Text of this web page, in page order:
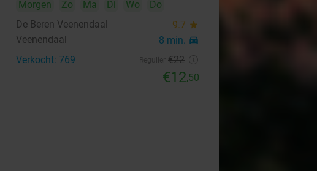
Morgen Zo Ma Di Wo
Do
De Beren Veenendaal
9.7 star
Veenendaal 8 min. directions_car
Verkocht: 769 €22
€12,50